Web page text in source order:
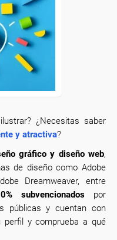
¿Necesitas saber
y atractiva?
gráfico y diseño web,
de diseño como Adobe
Dreamweaver, entre
subvencionados por
públicas y cuentan con
perfil y comprueba a qué